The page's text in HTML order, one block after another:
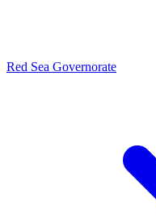
Red Sea Governorate